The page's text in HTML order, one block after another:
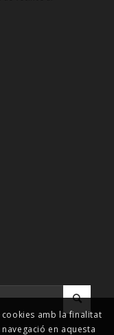
cookies amb la finalitat
en aquesta